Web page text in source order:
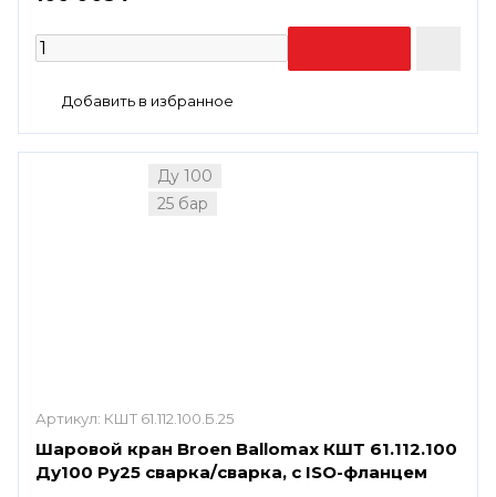
Ду 100
25 бар
Артикул: КШТ 61.112.100.Б.25
Шаровой кран Broen Ballomax КШТ 61.112.100
Ду100 Ру25 сварка/сварка, с ISO-фланцем